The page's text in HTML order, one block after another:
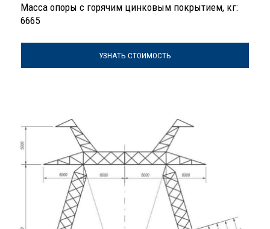
Масса опоры с горячим цинковым покрытием, кг:
6665
УЗНАТЬ СТОИМОСТЬ